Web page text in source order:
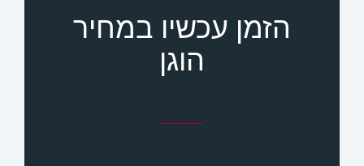
הזמן עכשיו במחיר
הוגן